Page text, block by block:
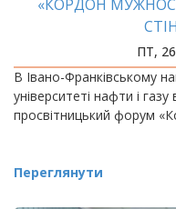
«КОРДОН
ПТ,
В Івано-Франківському
університеті нафти і газу
просвітницький форум
Переглянути